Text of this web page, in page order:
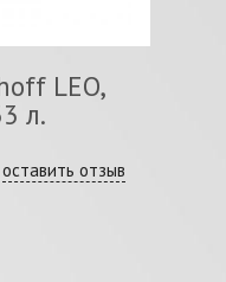
LEO,
л.
оставить отзыв